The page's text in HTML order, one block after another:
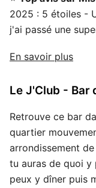
2025 : 5 étoiles -
j'ai passé une
En savoir plus
Le J'Club - Bar
Retrouve ce bar
quartier
arrondissement
tu auras de quoi y
peux y dîner puis